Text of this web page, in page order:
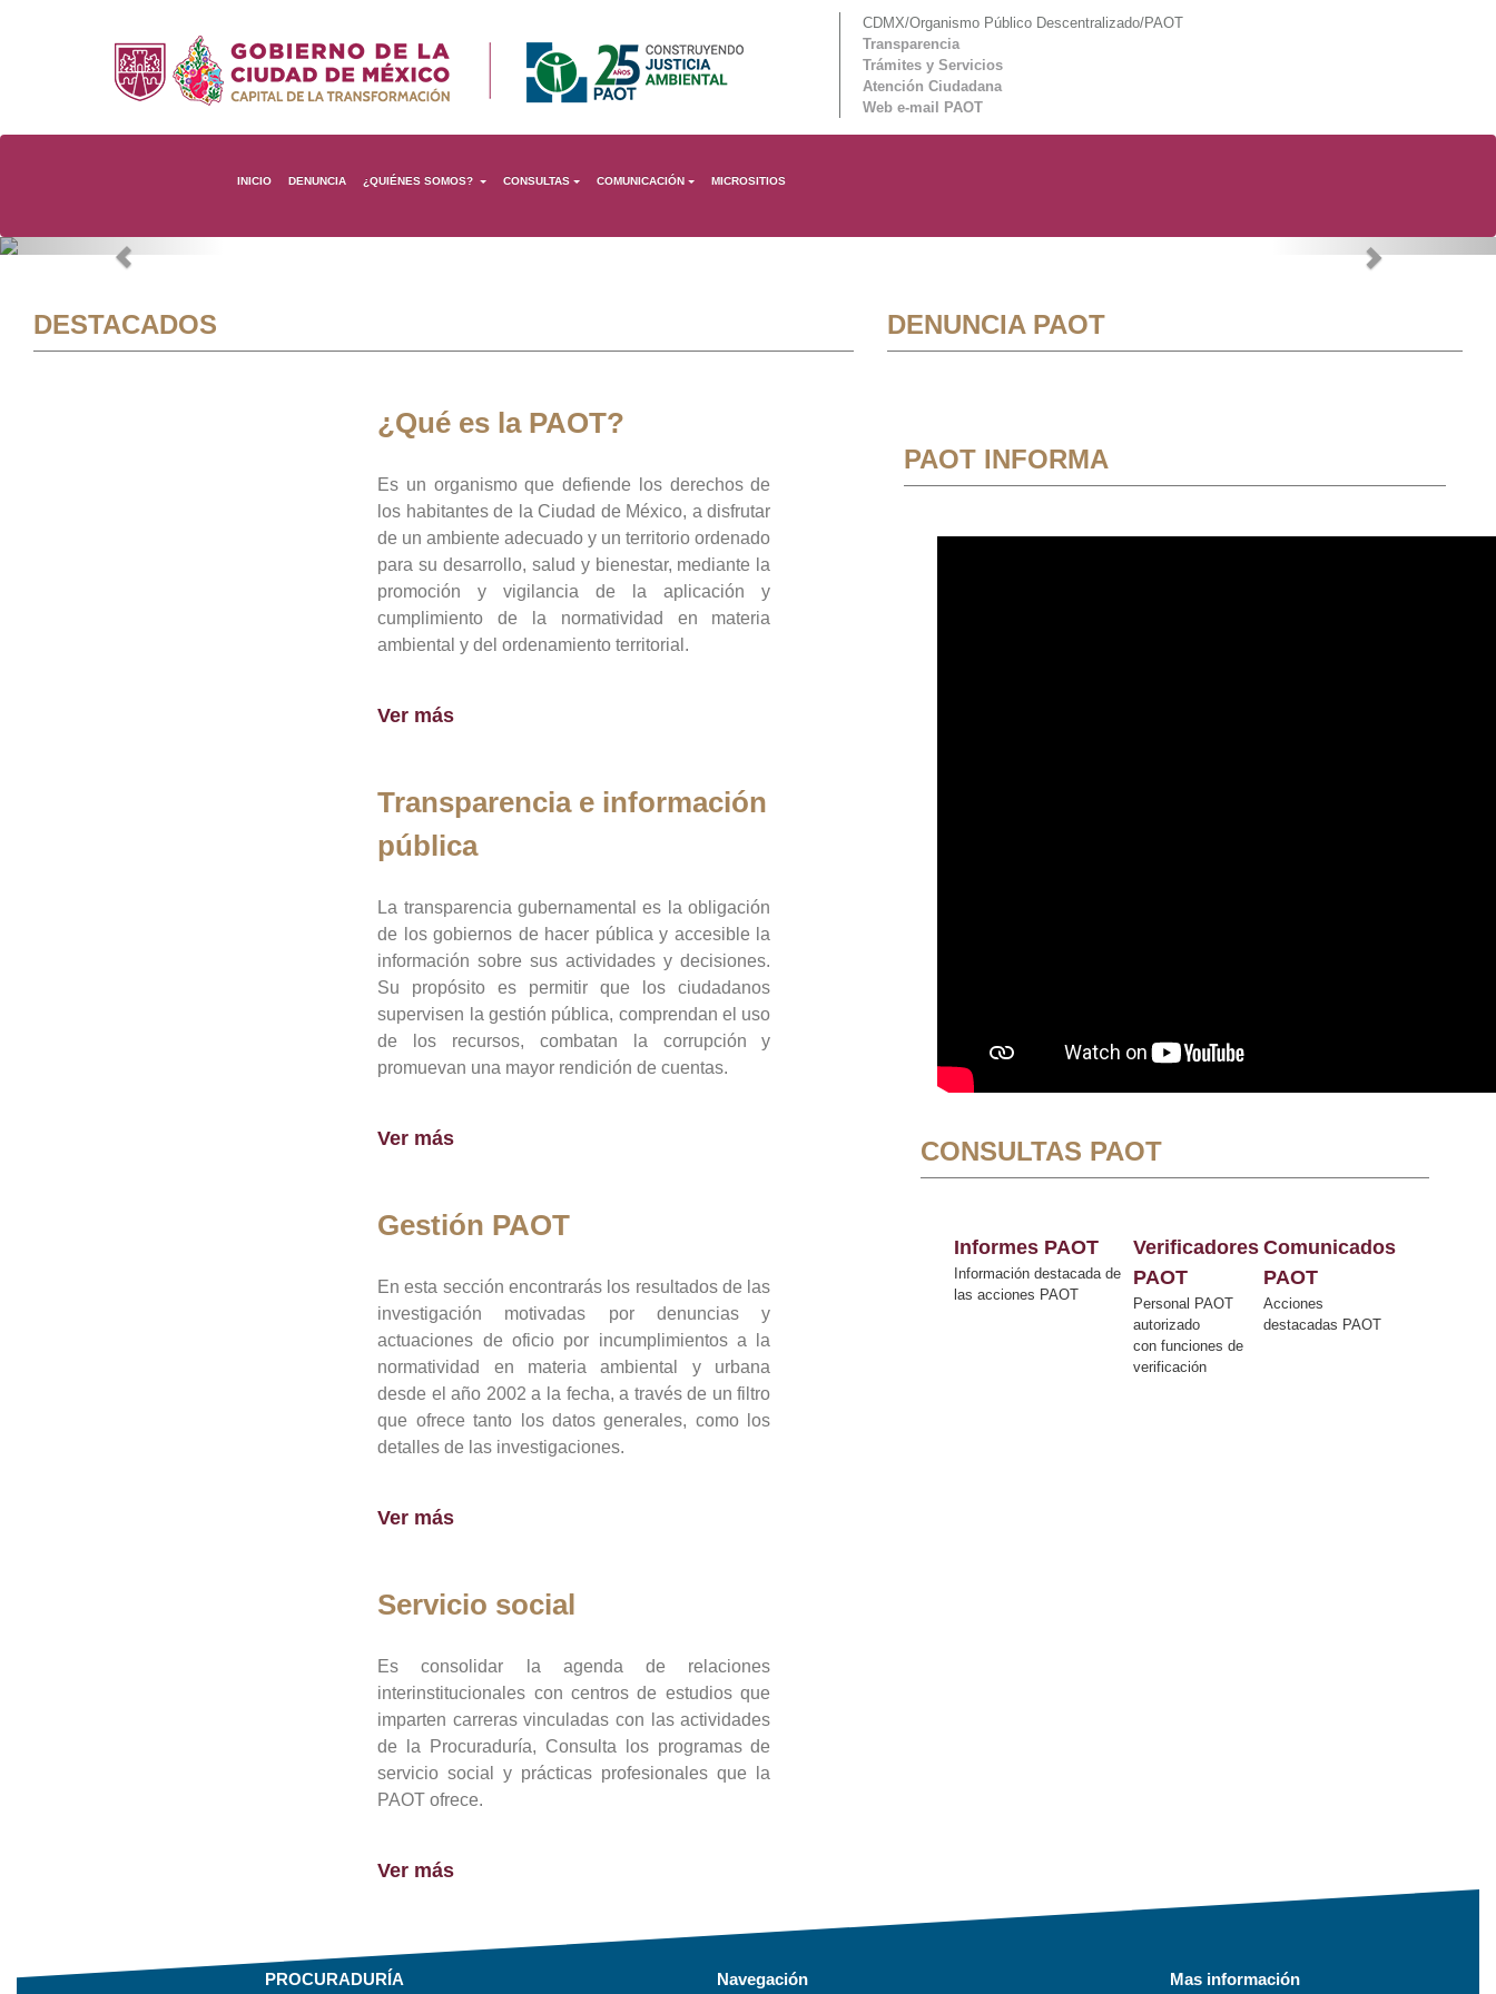
CDMX/Organismo Público Descentralizado/PAOT
Transparencia
Trámites y Servicios
Atención Ciudadana
Web e-mail PAOT
INICIO DENUNCIA ¿QUIÉNES SOMOS? CONSULTAS COMUNICACIÓN MICROSITIOS
Previous Next
DESTACADOS
¿Qué es la PAOT?
Es un organismo que defiende los derechos de
los habitantes de la Ciudad de México, a disfrutar
de un ambiente adecuado y un territorio ordenado
para su desarrollo, salud y bienestar, mediante la
promoción y vigilancia de la aplicación y
cumplimiento de la normatividad en materia
ambiental y del ordenamiento territorial.
Ver más
Transparencia e información
pública
La transparencia gubernamental es la obligación
de los gobiernos de hacer pública y accesible la
información sobre sus actividades y decisiones.
Su propósito es permitir que los ciudadanos
supervisen la gestión pública, comprendan el uso
de los recursos, combatan la corrupción y
promuevan una mayor rendición de cuentas.
Ver más
Gestión PAOT
En esta sección encontrarás los resultados de las
investigación motivadas por denuncias y
actuaciones de oficio por incumplimientos a la
normatividad en materia ambiental y urbana
desde el año 2002 a la fecha, a través de un filtro
que ofrece tanto los datos generales, como los
detalles de las investigaciones.
Ver más
Servicio social
Es consolidar la agenda de relaciones
interinstitucionales con centros de estudios que
imparten carreras vinculadas con las actividades
de la Procuraduría, Consulta los programas de
servicio social y prácticas profesionales que la
PAOT ofrece.
Ver más
DENUNCIA PAOT
PAOT INFORMA
CONSULTAS PAOT
Informes PAOT
Información destacada de
las acciones PAOT
Verificadores
PAOT
Personal PAOT
autorizado
con funciones de
verificación
Comunicados
PAOT
Acciones
destacadas PAOT
PROCURADURÍA Navegación Mas información